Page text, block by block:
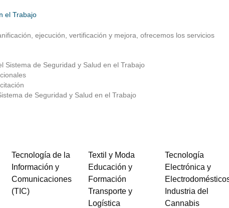
el Trabajo
ejecución, vertificación y mejora, ofrecemos los servicios
Sistema de Seguridad y Salud en el Trabajo
de Seguridad y Salud en el Trabajo
Tecnología de la
Información y
Comunicaciones
(TIC)
Textil y Moda
Educación y
Formación
Transporte y
Logística
Tecnología
Electrónica y
Industria del
Cannabis